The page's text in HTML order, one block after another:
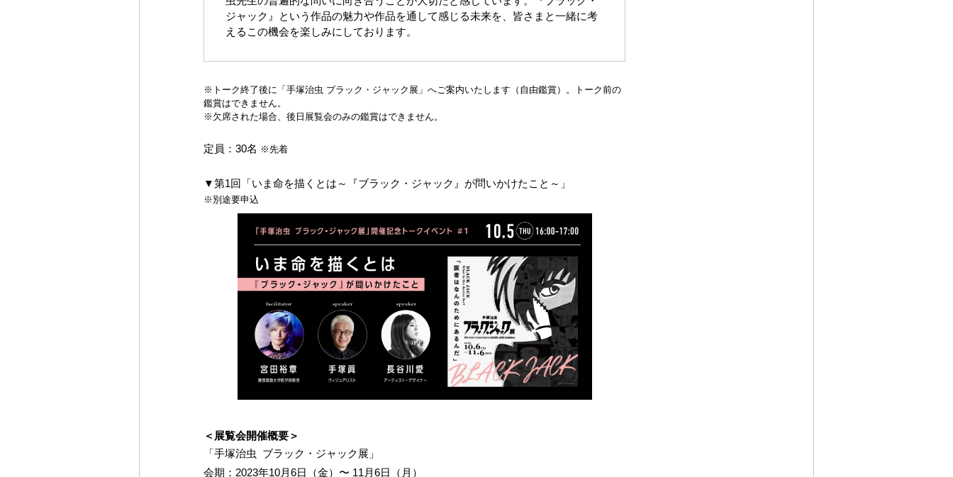
ジャック』という作品の魅力や作品を通して感じる未来を、皆さまと一緒に考
えるこの機会を楽しみにしております。
※トーク終了後に「手塚治虫 ブラック・ジャック展」へご案内いたします（自由鑑賞）。トーク前の
鑑賞はできません。
※欠席された場合、後日展覧会のみの鑑賞はできません。
定員：30名 ※先着
▼第1回「いま命を描くとは～『ブラック・ジャック』が問いかけたこと～」
※別途要申込
＜展覧会開催概要＞
「手塚治虫 ブラック・ジャック展」
会期：2023年10月6日（金）〜 11月6日（月）